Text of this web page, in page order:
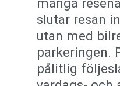
slutar resan
utan med
parkeringen.
pålitlig